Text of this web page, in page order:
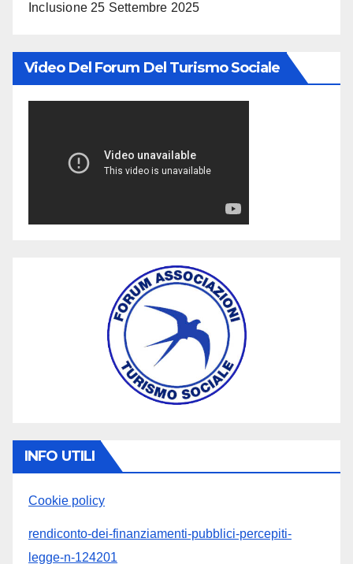
Inclusione 25 Settembre 2025
Video Del Forum Del Turismo Sociale
INFO UTILI
Cookie policy
rendiconto-dei-finanziamenti-pubblici-percepiti-
legge-n-124201